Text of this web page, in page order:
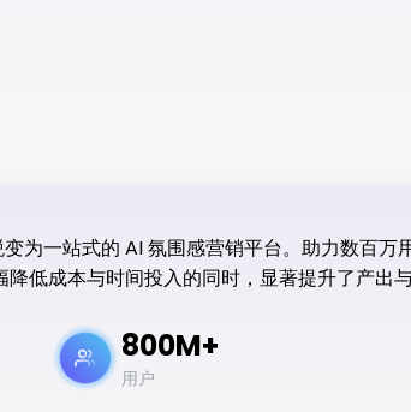
为一站式的 AI 氛围感营销平台。助力数百万
低成本与时间投入的同时，显著提升了产出与
800M+
用户